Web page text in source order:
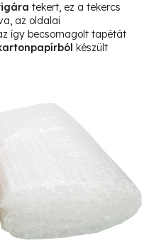
tekert, ez a tekercs
az oldalai
így becsomagolt tapétát
készült